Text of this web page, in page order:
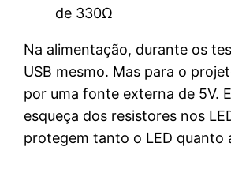
de 330Ω
Na alimentação, durante os
USB mesmo. Mas para o
por uma fonte externa de 5V.
esqueça dos resistores nos
protegem tanto o LED quanto